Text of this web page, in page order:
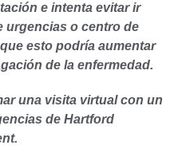
e intenta evitar ir
urgencias o centro de
esto podría aumentar
de la enfermedad.
una visita virtual con un
de Hartford